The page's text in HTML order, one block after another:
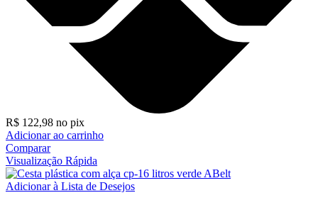
R$ 122,98 no pix
Adicionar ao carrinho
Comparar
Visualização Rápida
Adicionar à Lista de Desejos